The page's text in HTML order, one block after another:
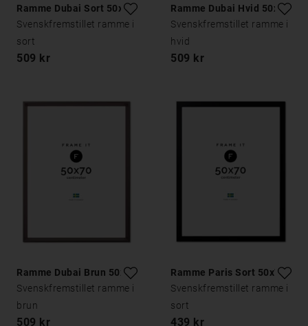
Ramme Dubai Sort 50x70
Svenskfremstillet ramme i
sort
509 kr
Ramme Dubai Hvid 50x70
Svenskfremstillet ramme i
hvid
509 kr
Ramme Dubai Brun 50x70
Svenskfremstillet ramme i
brun
509 kr
Ramme Paris Sort 50x70
Svenskfremstillet ramme i
sort
439 kr